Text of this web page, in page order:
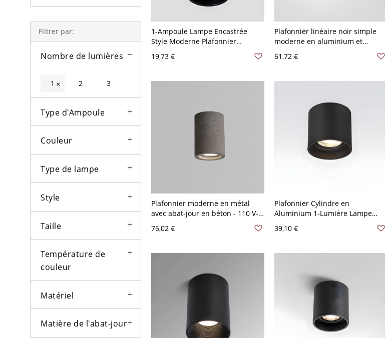
Filtrer par:
Nombre de lumières
1 × 2 3
Type d'Ampoule
Couleur
Type de lampe
Style
Taille
Température de
couleur
Matériel
Matière de l'abat-jour
1-Ampoule Lampe Encastrée
Style Moderne Plafonnier
Cylindre en Aluminium - 110 V-
120 V Noir Chaud 10,16 cm
19,73 €
Plafonnier linéaire noir simple
moderne en aluminium et
61,72 €
Plafonnier moderne en métal
avec abat-jour en béton - 110 V-
76,02 €
Plafonnier Cylindre en
Aluminium 1-Lumière Lampe
Encastrée Style Moderne - 110 V-
120 V Noir Chaud 5w
39,10 €